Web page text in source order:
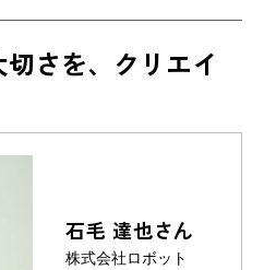
切さを、クリエイ
石毛 達也さん
株式会社ロボット